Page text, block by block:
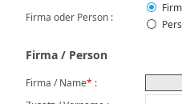
Firma oder Person :
Firma / Person
Firma / Name* :